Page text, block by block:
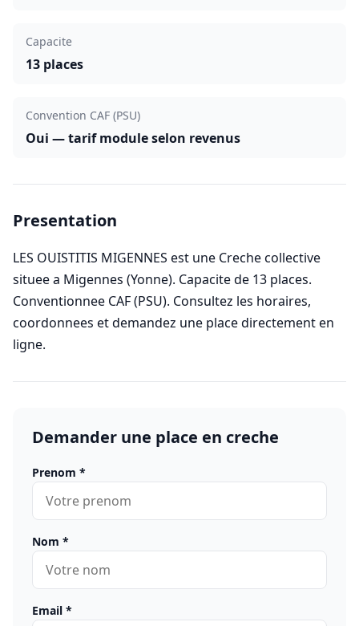
Capacite
13 places
Convention CAF (PSU)
Oui — tarif module selon revenus
Presentation
LES OUISTITIS MIGENNES est une Creche collective
situee a Migennes (Yonne). Capacite de 13 places.
Conventionnee CAF (PSU). Consultez les horaires,
coordonnees et demandez une place directement en
ligne.
Demander une place en creche
Prenom *
Nom *
Email *